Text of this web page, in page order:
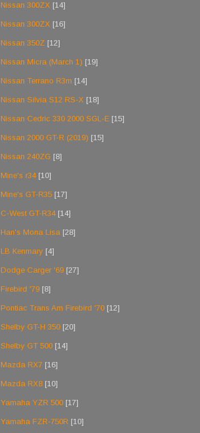
Nissan 300ZX [14]
Nissan 300ZX [16]
Nissan 350Z [12]
Nissan Micra (March 1) [19]
Nissan Terrano R3m [14]
Nissan Silvia S12 RS-X [18]
Nissan Cedric 330 2000 SGL-E [15]
Nissan 2000 GT-R (2019) [15]
Nissan 240ZG [8]
Mine's r34 [10]
Mine's GT-R35 [17]
C-West GT-R34 [14]
Han's Mona Lisa [28]
LB Kenmary [4]
Dodge Carger '69 [27]
Firebird '79 [8]
Pontiac Trans Am Firebird '70 [12]
Shelby GT-H 350 [20]
Shelby GT 500 [14]
Mazda RX7 [16]
Mazda RX8 [10]
Yamaha YZR 500 [17]
Yamaha FZR-750R [10]